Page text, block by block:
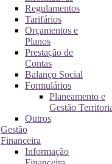
Regulamentos
Tarifários
Orçamentos e
Planos
Prestação de
Contas
Balanço Social
Formulários
Planeamento e
Gestão
Outros
Gestão
Financeira
Informação